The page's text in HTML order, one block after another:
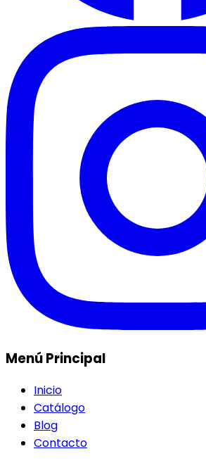
Menú Principal
Inicio
Catálogo
Blog
Contacto